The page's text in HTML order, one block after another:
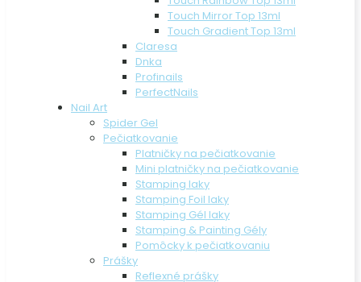
Touch Mirror Top 13ml
Touch Gradient Top 13ml
Claresa
Dnka
Profinails
PerfectNails
Nail Art
Spider Gel
Pečiatkovanie
Platničky na pečiatkovanie
Mini platničky na pečiatkovanie
Stamping laky
Stamping Foil laky
Stamping Gél laky
Stamping & Painting Gély
Pomôcky k pečiatkovaniu
Prášky
Reflexné prášky